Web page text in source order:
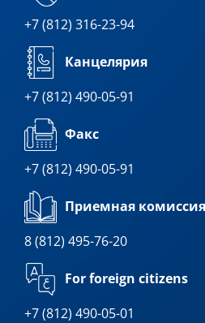
+7 (812) 316-23-94
Канцелярия
+7 (812) 490-05-91
Факс
+7 (812) 490-05-91
Приемная комиссия
8 (812) 495-76-20
For foreign citizens
+7 (812) 490-05-01